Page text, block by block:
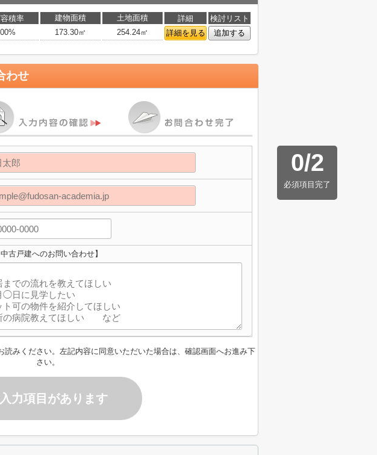
積率 建物面積 土地面積 詳細
検討リスト
173.30㎡ 254.24㎡ 詳細を見る 追加する
わせ
0/2
必須項目完了
古戸建へのお問い合わせ】
読みください。左記内容に同意いただいた場合は、確認画面へお進み下
さい。
力項目があります